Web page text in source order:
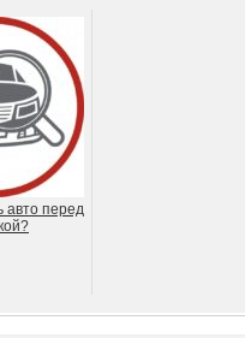
авто перед